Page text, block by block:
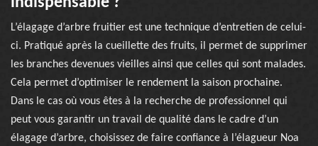
L’élagage d’arbre fruitier est une technique d’entretien de celui-
ci. Pratiqué après la cueillette des fruits, il permet de supprimer
les branches devenues vieilles ainsi que celles qui sont malades.
Cela permet d’optimiser le rendement la saison prochaine.
Dans le cas où vous êtes à la recherche de professionnel qui
peut vous garantir un travail de qualité dans le cadre d’un
élagage d’arbre, choisissez de faire confiance à l’élagueur Noa